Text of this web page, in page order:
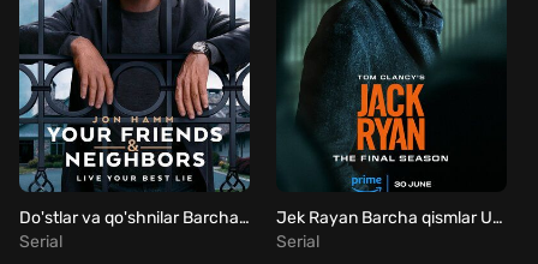
Do'stlar va qo'shnilar Barcha qismlar Uzbek Tilida
Serial
Jek Rayan Barcha qismlar Uzbek Tilida
Serial